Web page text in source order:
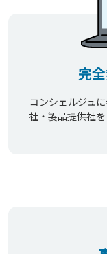
完
コンシェルジュ
社・製品提供社